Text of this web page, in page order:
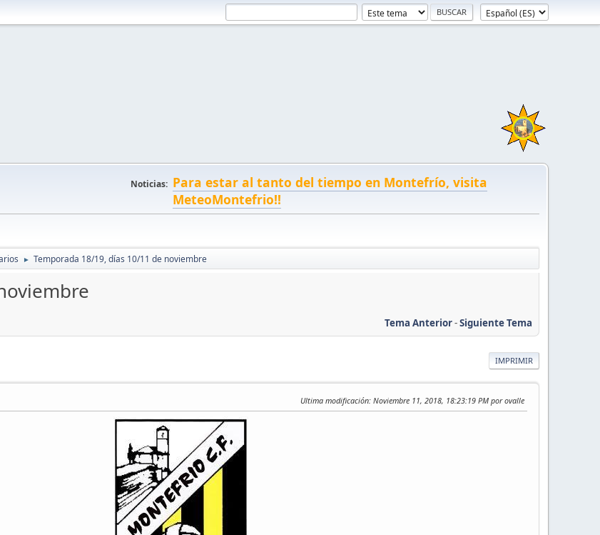
Noticias: Para estar al tanto del tiempo en Montefrío, visita
MeteoMontefrio!!
► Temporada 18/19, días 10/11 de noviembre
Tema Anterior-Siguiente Tema
IMPRIMIR
Ultima modificación: Noviembre 11, 2018, 18:23:19 PM por ovalle